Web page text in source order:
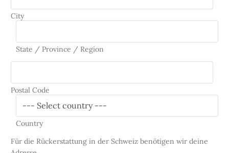
City
State / Province / Region
Postal Code
Country
Für die Rückerstattung in der Schweiz benötigen wir deine